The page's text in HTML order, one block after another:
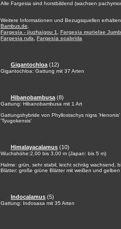
Alle Fargesia sind horstbildend (wachsen
Weitere Informationen und Bezugsquellen
Bambus.de
Fargesia - jiuzhaigou 1
Fargesia murielae
Fargesia rufa
Fargesia scabrida
Gigantochloa (12)
Gigantochloa: Gattung mit 37 Arten
Hibanobambusa (8)
Gattung: Hibanobambusa mit 1 Art
Gattungshybride von Phyllostachys nigra
'Tyugokensis'
Himalayacalamus (10)
Wuchshöhe:2,00 bis 3,00 m (Japan: bis 5 m)
Halme: grün, sehr stabil, leicht schräg wachsend,
Blätter: große grüne Blätter mit weißen und gelben
Indocalamus (5)
Gattung: Indosasa mit 35 Arten